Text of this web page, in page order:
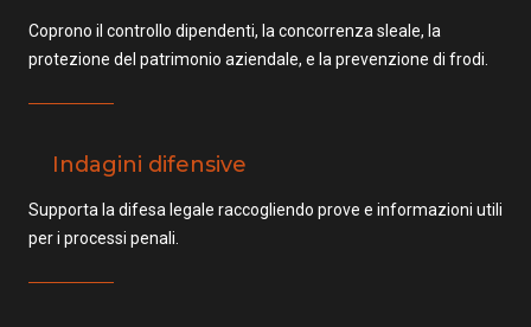
Coprono il controllo dipendenti, la concorrenza sleale, la
protezione del patrimonio aziendale, e la prevenzione di frodi.
Indagini difensive
Supporta la difesa legale raccogliendo prove e informazioni utili
per i processi penali.